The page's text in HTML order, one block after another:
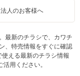
法人のお客様へ
最新のチラシで、カワチ
、特売情報をすぐに確認
える最新のチラシ情報
用ください。